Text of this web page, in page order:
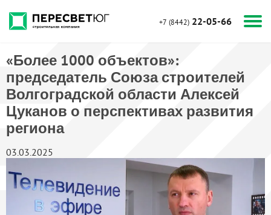
+7 (8442) 22-05-66
«Более 1000 объектов»:
председатель Союза строителей
Волгоградской области Алексей
Цуканов о перспективах развития
региона
03.03.2025